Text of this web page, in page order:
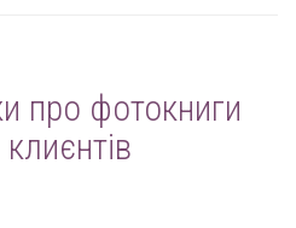
про фотокниги